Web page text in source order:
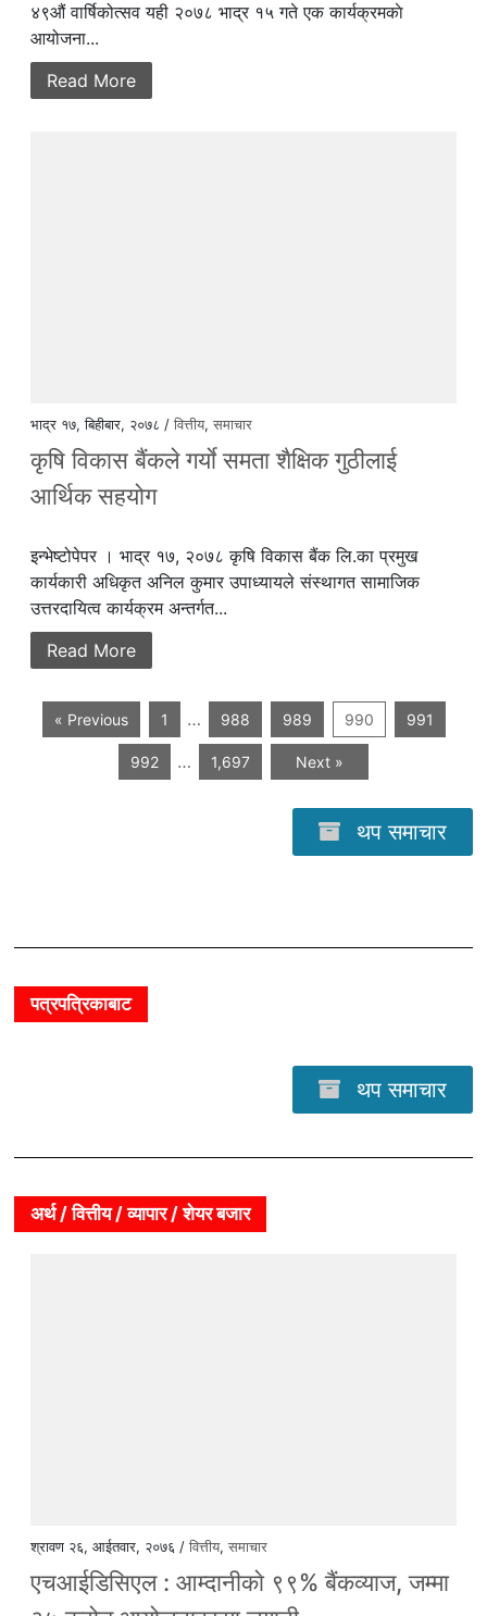
४९औं वार्षिकोत्सव यही २०७८ भाद्र १५ गते एक कार्यक्रमकाे
आयोजना...
Read More
भाद्र १७, बिहीबार, २०७८ /वित्तीय,समाचार
कृषि विकास बैंकले गर्याे समता शैक्षिक गुठीलाई
आर्थिक सहयोग
इन्भेष्टोपेपर । भाद्र १७, २०७८ कृषि विकास बैंक लि.का प्रमुख
कार्यकारी अधिकृत अनिल कुमार उपाध्यायले संस्थागत सामाजिक
उत्तरदायित्व कार्यक्रम अन्तर्गत...
Read More
« Previous 1 … 988 989 990 991
992 … 1,697 Next »
थप समाचार
पत्रपत्रिकाबाट
थप समाचार
अर्थ / वित्तीय / व्यापार / शेयर बजार
श्रावण २६, आईतवार, २०७६ /वित्तीय,समाचार
एचआईडिसिएल : आम्दानीकाे ९९% बैंकव्याज, जम्मा